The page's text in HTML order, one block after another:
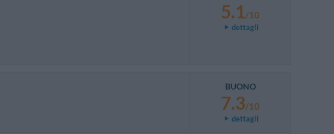
5.1/10
dettagli
BUONO
7.3/10
dettagli